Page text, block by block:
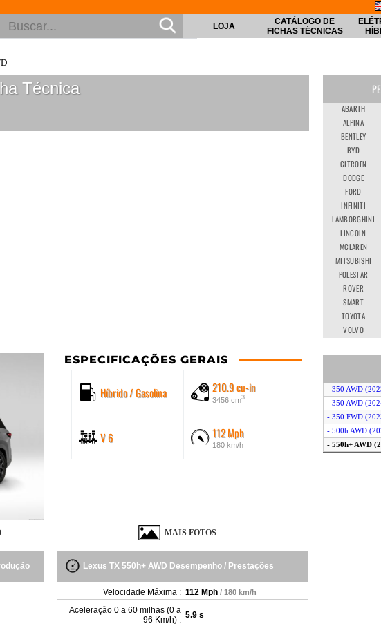
LOJA
CATÁLOGO DE
FICHAS TÉCNICAS
Técnica
ESPECIFICAÇÕES GERAIS
Híbrido / Gasolina 210.9 cu-in
3456 cm3
V 6 112 Mph
180 km/h
MAIS FOTOS
Lexus TX 550h+ AWD Desempenho / Prestações
Velocidade Máxima : 112 Mph / 180 km/h
Aceleração 0 a 60 milhas (0 a
96 Km/h) : 5.9 s
ABARTH
ALPINA
BENTLEY
BYD
CITROEN
DODGE
FORD
INFINITI
LAMBORGHINI
LINCOLN
MCLAREN
MITSUBISHI
POLESTAR
ROVER
SMART
TOYOTA
VOLVO
- 350 AWD
- 350 AWD
- 350 FWD
- 500h AWD
- 550h+ AWD